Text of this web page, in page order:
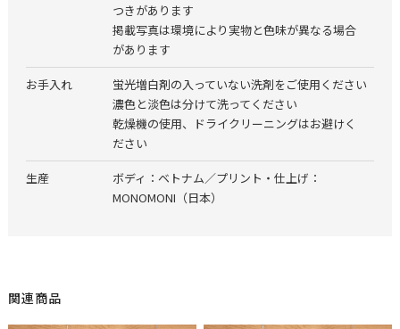
つきがあります
掲載写真は環境により実物と色味が異なる場合
があります
お手入れ
蛍光増白剤の入っていない洗剤をご使用ください
濃色と淡色は分けて洗ってください
乾燥機の使用、ドライクリーニングはお避けく
ださい
生産
ボディ：ベトナム／プリント・仕上げ：
MONOMONI（日本）
関連商品